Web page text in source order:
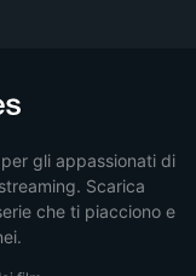
gli appassionati di
Scarica
che ti piacciono e